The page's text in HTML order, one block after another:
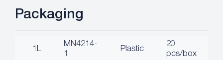
Packaging
1L
MN4214-
1
Plastic
20
pcs/box